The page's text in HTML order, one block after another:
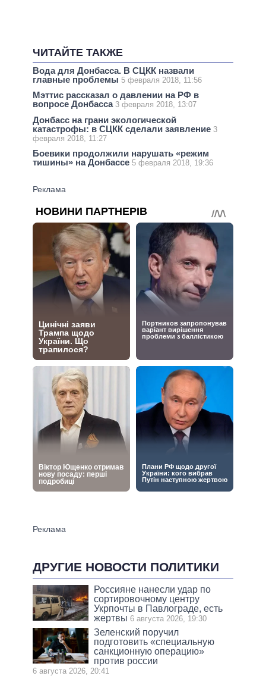
ЧИТАЙТЕ ТАКЖЕ
Вода для Донбасса. В СЦКК назвали
главные проблемы 5 февраля 2018, 11:56
Мэттис рассказал о давлении на РФ в
вопросе Донбасса 3 февраля 2018, 13:07
Донбасс на грани экологической
катастрофы: в СЦКК сделали заявление 3
февраля 2018, 11:27
Боевики продолжили нарушать «режим
тишины» на Донбассе 5 февраля 2018, 19:36
ДРУГИЕ НОВОСТИ ПОЛИТИКИ
Россияне нанесли удар по
сортировочному центру
Укрпочты в Павлограде, есть
жертвы 6 августа 2026, 19:30
Зеленский поручил
подготовить «специальную
санкционную операцию»
против россии
6 августа 2026, 20:41